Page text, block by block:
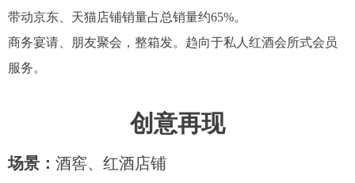
带动京东、天猫店铺销量占总销量约65%。
商务宴请、朋友聚会，整箱发。趋向于私人红酒会所式会员
服务。
创意再现
场景： 酒窖、红酒店铺